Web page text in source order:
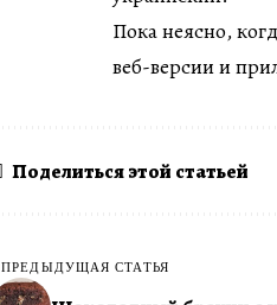
Пока неясно,
веб-версии и
Поделиться этой статьей
ПРЕДЫДУЩАЯ СТАТЬЯ